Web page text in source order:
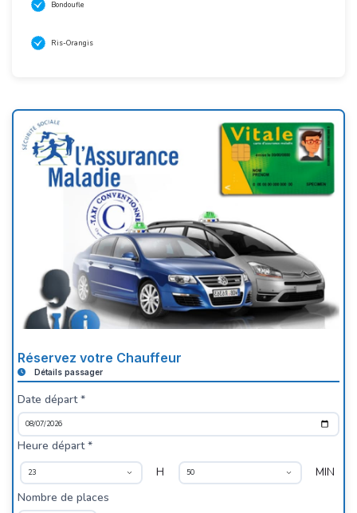
Bondoufle
Ris-Orangis
Réservez votre Chauffeur
Détails passager
Date départ *
Heure départ *
H
MIN
Nombre de places